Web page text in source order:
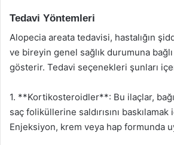
Tedavi Yöntemleri
Alopecia areata tedavisi, hastalığın
ve bireyin genel sağlık durumuna
gösterir. Tedavi seçenekleri şunları
1. **Kortikosteroidler**: Bu ilaçlar,
saç foliküllerine saldırısını baskılamak
Enjeksiyon, krem veya hap formunda